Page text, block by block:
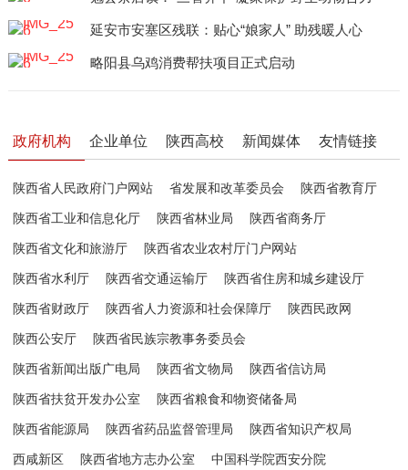
延安市安塞区残联：贴心“娘家人” 助残暖人心
略阳县乌鸡消费帮扶项目正式启动
政府机构 企业单位 陕西高校 新闻媒体 友情链接
陕西省人民政府门户网站 省发展和改革委员会 陕西省教育厅
陕西省工业和信息化厅 陕西省林业局 陕西省商务厅
陕西省文化和旅游厅 陕西省农业农村厅门户网站
陕西省水利厅 陕西省交通运输厅 陕西省住房和城乡建设厅
陕西省财政厅 陕西省人力资源和社会保障厅 陕西民政网
陕西公安厅 陕西省民族宗教事务委员会
陕西省新闻出版广电局 陕西省文物局 陕西省信访局
陕西省扶贫开发办公室 陕西省粮食和物资储备局
陕西省能源局 陕西省药品监督管理局 陕西省知识产权局
西咸新区 陕西省地方志办公室 中国科学院西安分院